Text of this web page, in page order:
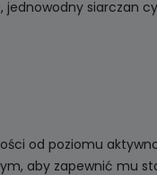
siarczan
od poziomu
aby zapewnić mu